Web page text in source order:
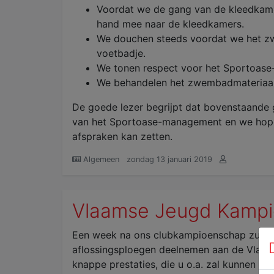
Voordat we de gang van de
hand mee naar de kleedkamers.
We douchen steeds voordat we het
voetbadje.
We tonen respect voor het
We behandelen het
De goede lezer begrijpt dat
van het Sportoase-management en we
afspraken kan zetten.
Algemeen zondag 13 januari 2019
Vlaamse Jeugd
Een week na ons clubkampioenschap
aflossingsploegen deelnemen aan de
knappe prestaties, die u o.a. zal kunnen